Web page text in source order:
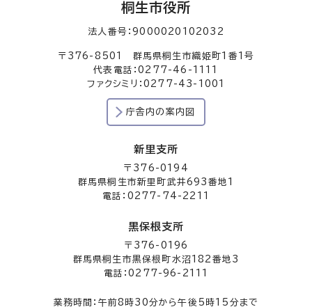
桐生市役所
法人番号：9000020102032
〒376-8501 群馬県桐生市織姫町1番1号
代表電話：0277-46-1111
ファクシミリ：0277-43-1001
庁舎内の案内図
新里支所
〒376-0194
群馬県桐生市新里町武井693番地1
電話：0277-74-2211
黒保根支所
〒376-0196
群馬県桐生市黒保根町水沼182番地3
電話：0277-96-2111
業務時間：午前8時30分から午後5時15分まで